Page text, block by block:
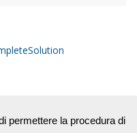
permettere la procedura di